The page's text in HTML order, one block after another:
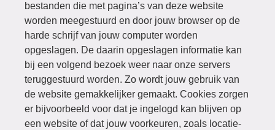
bestanden die met pagina’s van deze website
worden meegestuurd en door jouw browser op de
harde schrijf van jouw computer worden
opgeslagen. De daarin opgeslagen informatie kan
bij een volgend bezoek weer naar onze servers
teruggestuurd worden. Zo wordt jouw gebruik van
de website gemakkelijker gemaakt. Cookies zorgen
er bijvoorbeeld voor dat je ingelogd kan blijven op
een website of dat jouw voorkeuren, zoals locatie-